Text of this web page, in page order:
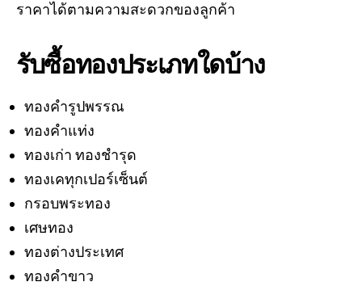
ราคาได้ตามความสะดวกของลูกค้า
รับซื้อทองประเภทใดบ้าง
ทองคำรูปพรรณ
ทองคำแท่ง
ทองเก่า ทองชำรุด
ทองเคทุกเปอร์เซ็นต์
กรอบพระทอง
เศษทอง
ทองต่างประเทศ
ทองคำขาว